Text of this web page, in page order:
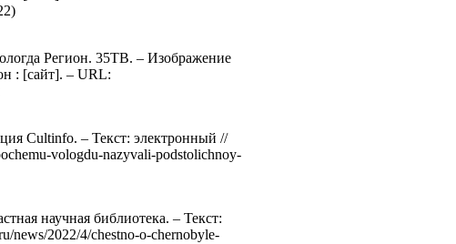
Регион. 35ТВ. – Изображение
: [сайт]. – URL:
Cultinfo. – Текст: электронный //
vologdu-nazyvali-podstolichnoy-
научная библиотека. – Текст:
news/2022/4/chestno-o-chernobyle-